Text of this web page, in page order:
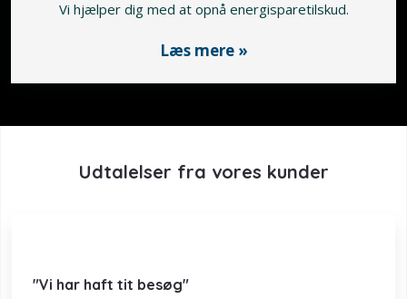
Vi ​hjælper dig med at opnå energisparetilskud.
Læs mere »
Udtalelser fra vores kunder
"Vi har haft tit besøg"